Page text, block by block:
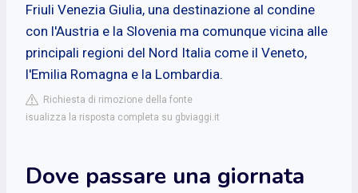
Friuli Venezia Giulia, una destinazione al condine
con l'Austria e la Slovenia ma comunque vicina alle
principali regioni del Nord Italia come il Veneto,
l'Emilia Romagna e la Lombardia.
Richiesta di rimozione della fonte
isualizza la risposta completa su gbviaggi.it
Dove passare una giornata